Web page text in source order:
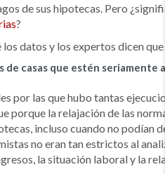
de sus hipotecas. Pero
?
datos y los expertos dicen que
de casas que estén seriamente
por las que hubo tantas
porque la relajación de las
incluso cuando no podían
no eran tan estrictos al
la situación laboral y la